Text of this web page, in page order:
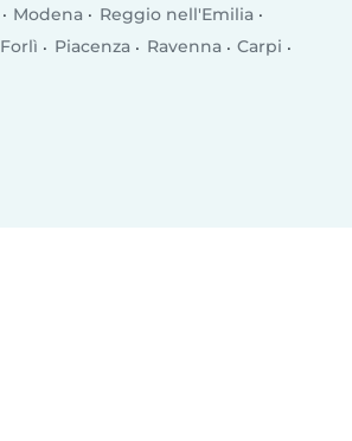
Modena
Reggio nell'Emilia
Forlì Piacenza Ravenna
Carpi